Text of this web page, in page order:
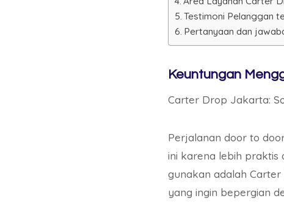
Testimoni Pelanggan
Pertanyaan dan
Keuntungan
Carter Drop Jakarta:
Perjalanan door to
ini karena lebih praktis
gunakan adalah
yang ingin bepergian